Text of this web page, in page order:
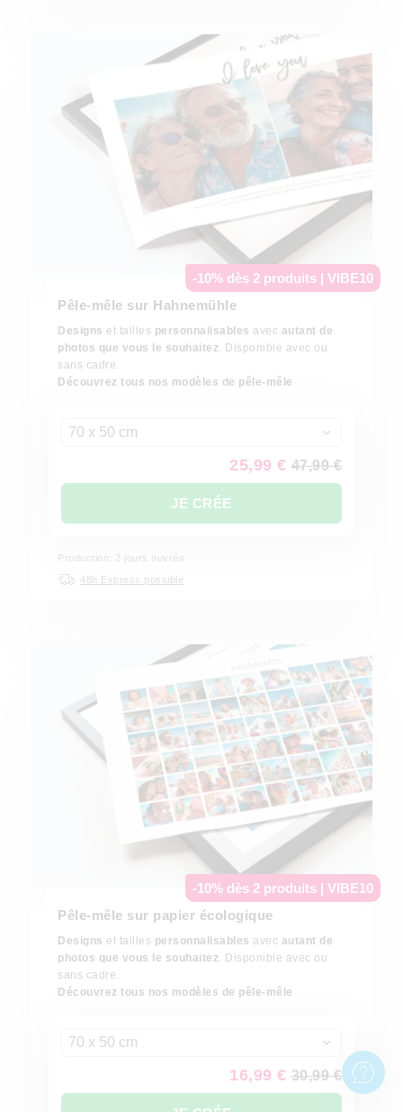
-10% dès 2 produits | VIBE10
Pêle-mêle sur Hahnemühle
Designs et tailles personnalisables avec autant de
photos que vous le souhaitez. Disponible avec ou
sans cadre.
Découvrez tous nos modèles de pêle-mêle
70 x 50 cm
25,99 € 47,99 €
JE CRÉE
Production: 2 jours ouvrés
48h Express possible
-10% dès 2 produits | VIBE10
Pêle-mêle sur papier écologique
Designs et tailles personnalisables avec autant de
photos que vous le souhaitez. Disponible avec ou
sans cadre.
Découvrez tous nos modèles de pêle-mêle
70 x 50 cm
16,99 € 30,99 €